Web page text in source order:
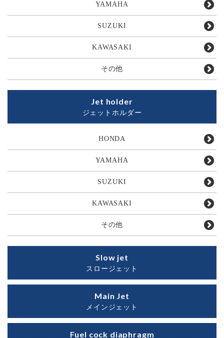
YAMAHA
SUZUKI
KAWASAKI
その他
Jet holder
ジェットホルダー
HONDA
YAMAHA
SUZUKI
KAWASAKI
その他
Slow jet
スロージェット
Main Jet
メインジェット
Fuel cock diaphragm